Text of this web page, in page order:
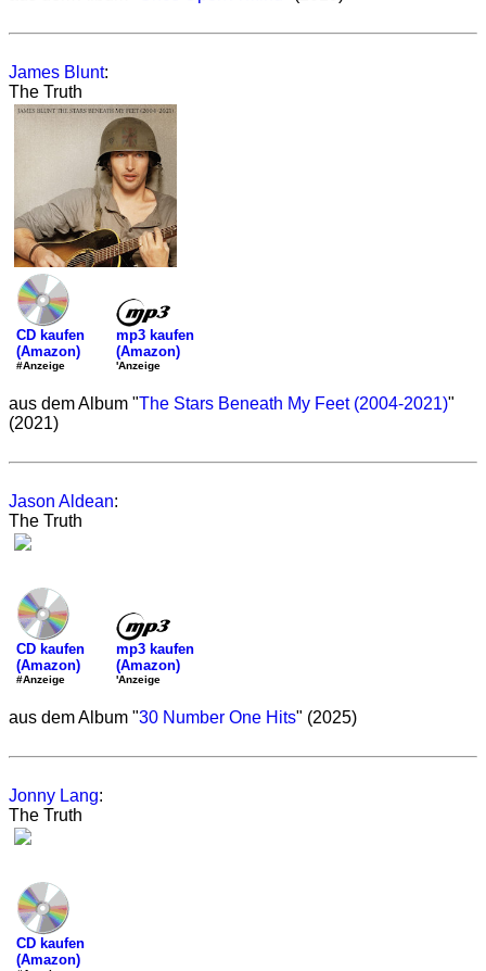
James Blunt:
The Truth
CD kaufen
(Amazon)
#Anzeige
mp3 kaufen
(Amazon)
'Anzeige
aus dem Album "The Stars Beneath My Feet (2004-2021)"
(2021)
Jason Aldean:
The Truth
CD kaufen
(Amazon)
#Anzeige
mp3 kaufen
(Amazon)
'Anzeige
aus dem Album "30 Number One Hits" (2025)
Jonny Lang:
The Truth
CD kaufen
(Amazon)